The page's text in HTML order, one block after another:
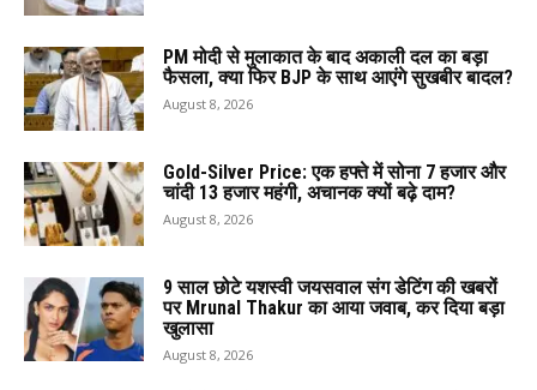
PM मोदी से मुलाकात के बाद अकाली दल का बड़ा
फैसला, क्या फिर BJP के साथ आएंगे सुखबीर बादल?
August 8, 2026
Gold-Silver Price: एक हफ्ते में सोना ₹7 हजार और
चांदी ₹13 हजार महंगी, अचानक क्यों बढ़े दाम?
August 8, 2026
9 साल छोटे यशस्वी जयसवाल संग डेटिंग की खबरों
पर Mrunal Thakur का आया जवाब, कर दिया बड़ा
खुलासा
August 8, 2026